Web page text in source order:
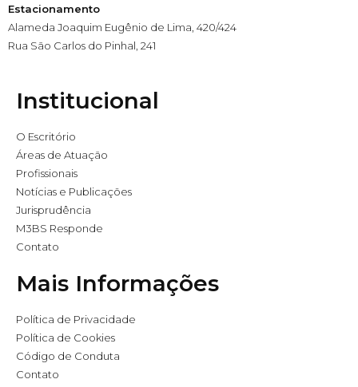
Estacionamento
Alameda Joaquim Eugênio de Lima, 420/424
Rua São Carlos do Pinhal, 241
Institucional
O Escritório
Áreas de Atuação
Profissionais
Notícias e Publicações
Jurisprudência
M3BS Responde
Contato
Mais Informações
Política de Privacidade
Política de Cookies
Código de Conduta
Contato